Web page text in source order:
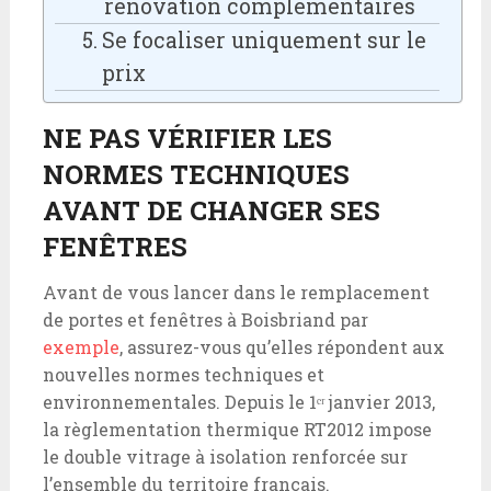
rénovation complémentaires
Se focaliser uniquement sur le
prix
NE PAS VÉRIFIER LES
NORMES TECHNIQUES
AVANT DE CHANGER SES
FENÊTRES
Avant de vous lancer dans le remplacement
de portes et fenêtres à Boisbriand par
exemple, assurez-vous qu’elles répondent aux
nouvelles normes techniques et
environnementales. Depuis le 1ᵉʳ janvier 2013,
la règlementation thermique RT2012 impose
le double vitrage à isolation renforcée sur
l’ensemble du territoire français.